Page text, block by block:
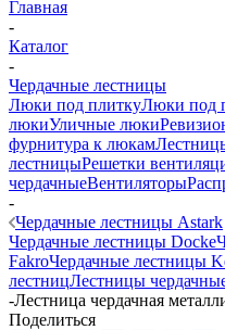
Главная
-
Каталог
-
Чердачные лестницы
Люки под плиткуЛюки под
люкиУличные люки
фурнитура к люкам
лестницыРешетки
чердачныеВентиляторы
-
Чердачные лестницы Astark
Чердачные лестницы Docke
FakroЧердачные лестницы
лестницЛестницы
-Лестница чердачная
Поделиться